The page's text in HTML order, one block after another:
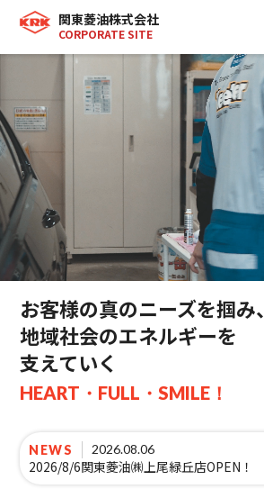
関東菱油株式会社
CORPORATE SITE
お客様の真のニーズを掴み、
地域社会のエネルギーを
支えていく
HEART・FULL・SMILE！
NEWS 2026.08.06
2026/8/6関東菱油㈱上尾緑丘店OPEN！